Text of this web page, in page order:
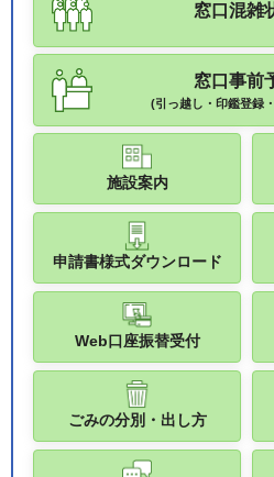
窓口混雑
窓口事前
(引っ越し・印鑑登録
施設案内
申請書様式ダウンロード
Web口座振替受付
ごみの分別・出し方